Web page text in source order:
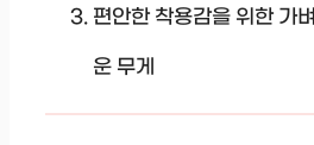
편안한 착용감을 위한 가벼
운 무게